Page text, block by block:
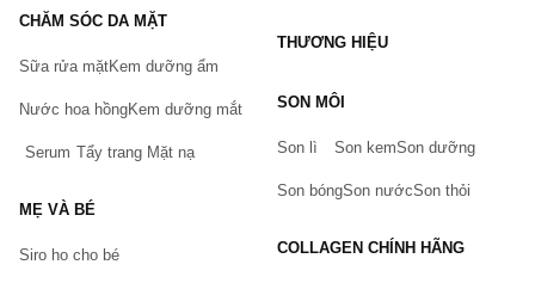
Bạn gặp vấn đề về sản phẩm hay mua hàng?
Hãy báo lỗi cho chúng tôi. Hoặc gọi cho chúng tôi qua số
CHĂM SÓC DA MẶT
Sữa rửa mặtKem dưỡng ẩm
Nước hoa hồngKem dưỡng mắt
Serum Tẩy trang Mặt nạ
MẸ VÀ BÉ
Siro ho cho bé
THƯƠNG HIỆU
SON MÔI
Son lì Son kemSon dưỡng
Son bóngSon nướcSon thỏi
COLLAGEN CHÍNH HÃNG